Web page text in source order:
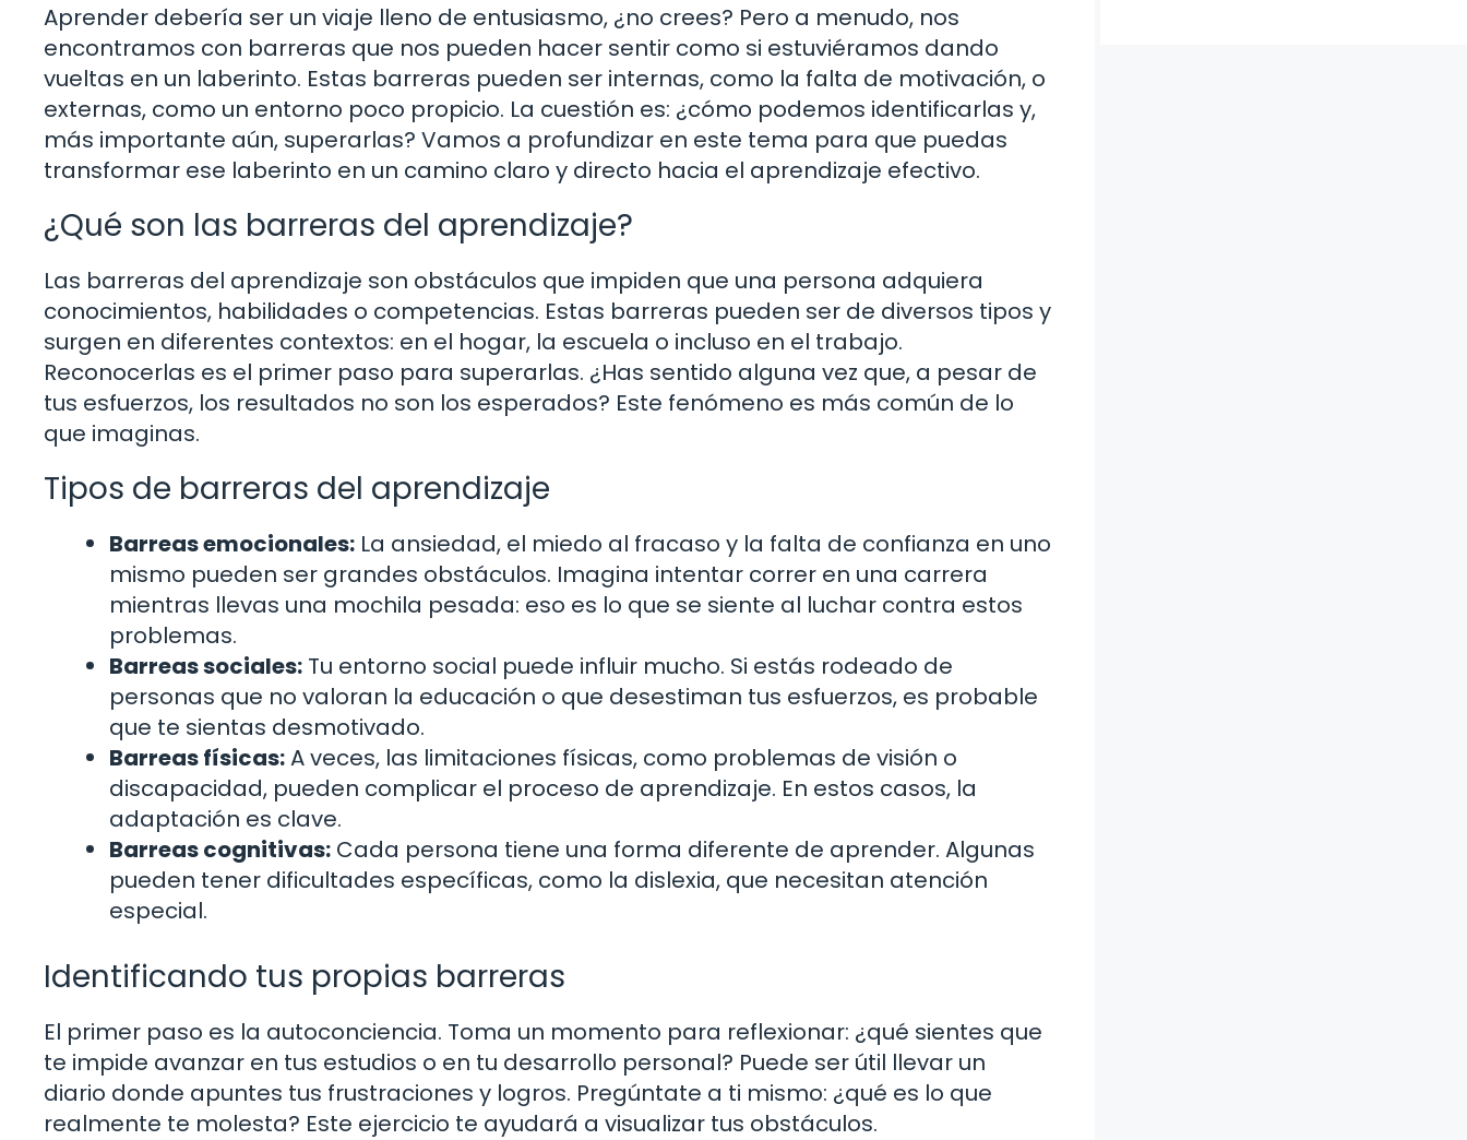
Aprender debería ser un viaje lleno de entusiasmo, ¿no crees? Pero a menudo, nos
encontramos con barreras que nos pueden hacer sentir como si estuviéramos dando
vueltas en un laberinto. Estas barreras pueden ser internas, como la falta de motivación, o
externas, como un entorno poco propicio. La cuestión es: ¿cómo podemos identificarlas y,
más importante aún, superarlas? Vamos a profundizar en este tema para que puedas
transformar ese laberinto en un camino claro y directo hacia el aprendizaje efectivo.
¿Qué son las barreras del aprendizaje?
Las barreras del aprendizaje son obstáculos que impiden que una persona adquiera
conocimientos, habilidades o competencias. Estas barreras pueden ser de diversos tipos y
surgen en diferentes contextos: en el hogar, la escuela o incluso en el trabajo.
Reconocerlas es el primer paso para superarlas. ¿Has sentido alguna vez que, a pesar de
tus esfuerzos, los resultados no son los esperados? Este fenómeno es más común de lo
que imaginas.
Tipos de barreras del aprendizaje
Barreas emocionales: La ansiedad, el miedo al fracaso y la falta de confianza en uno
mismo pueden ser grandes obstáculos. Imagina intentar correr en una carrera
mientras llevas una mochila pesada: eso es lo que se siente al luchar contra estos
problemas.
Barreas sociales: Tu entorno social puede influir mucho. Si estás rodeado de
personas que no valoran la educación o que desestiman tus esfuerzos, es probable
que te sientas desmotivado.
Barreas físicas:A veces, las limitaciones físicas, como problemas de visión o
discapacidad, pueden complicar el proceso de aprendizaje. En estos casos, la
adaptación es clave.
Barreas cognitivas: Cada persona tiene una forma diferente de aprender. Algunas
pueden tener dificultades específicas, como la dislexia, que necesitan atención
especial.
Identificando tus propias barreras
El primer paso es la autoconciencia. Toma un momento para reflexionar: ¿qué sientes que
te impide avanzar en tus estudios o en tu desarrollo personal? Puede ser útil llevar un
diario donde apuntes tus frustraciones y logros. Pregúntate a ti mismo: ¿qué es lo que
realmente te molesta? Este ejercicio te ayudará a visualizar tus obstáculos.